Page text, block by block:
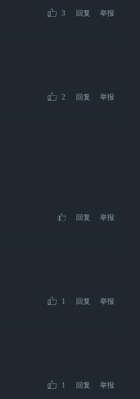
3 回复 举报
2 回复 举报
回复 举报
1 回复 举报
1 回复 举报